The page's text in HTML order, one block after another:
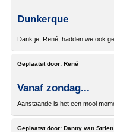
Dunkerque
Dank je, René, hadden we ook
Geplaatst door: René
Vanaf zondag...
Aanstaande is het een mooi
Geplaatst door: Danny van Strien